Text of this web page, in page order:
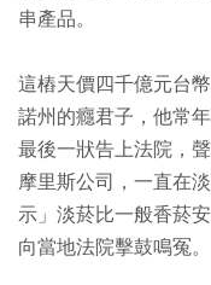
串產品。
這樁天價四千億元台
諾州的癮君子，他常
最後一狀告上法院，
摩里斯公司，一直在
示」淡菸比一般香菸
向當地法院擊鼓鳴冤。